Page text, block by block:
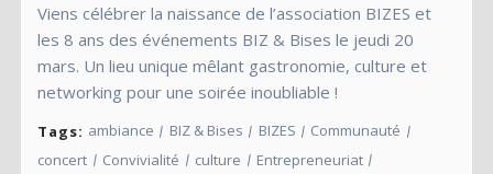
Viens célébrer la naissance de l’association BIZES et
les 8 ans des événements BIZ & Bises le jeudi 20
mars. Un lieu unique mêlant gastronomie, culture et
networking pour une soirée inoubliable !
Tags: ambiance BIZ & Bises BIZES
Communauté
concert
Convivialité culture Entrepreneuriat